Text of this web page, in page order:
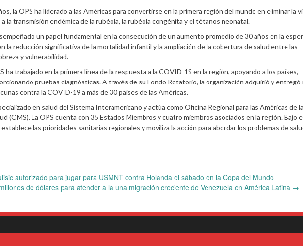
la OPS ha liderado a las Américas para convertirse en la primera región del mundo en eliminar la
la transmisión endémica de la rubéola, la rubéola congénita y el tétanos neonatal.
un papel fundamental en la consecución de un aumento promedio de 30 años en la
la reducción significativa de la mortalidad infantil y la ampliación de la cobertura de salud entre las
y vulnerabilidad.
ha trabajado en la primera línea de la respuesta a la COVID-19 en la región, apoyando a los países,
pruebas diagnósticas. A través de su Fondo Rotatorio, la organización adquirió y entregó
contra la COVID-19 a más de 30 países de las Américas.
en salud del Sistema Interamericano y actúa como Oficina Regional para las Américas de la
(OMS). La OPS cuenta con 35 Estados Miembros y cuatro miembros asociados en la región. Bajo el
las prioridades sanitarias regionales y moviliza la acción para abordar los problemas de
autorizado para jugar para USMNT contra Holanda el sábado en la Copa del Mundo
de dólares para atender a la una migración creciente de Venezuela en América Latina →